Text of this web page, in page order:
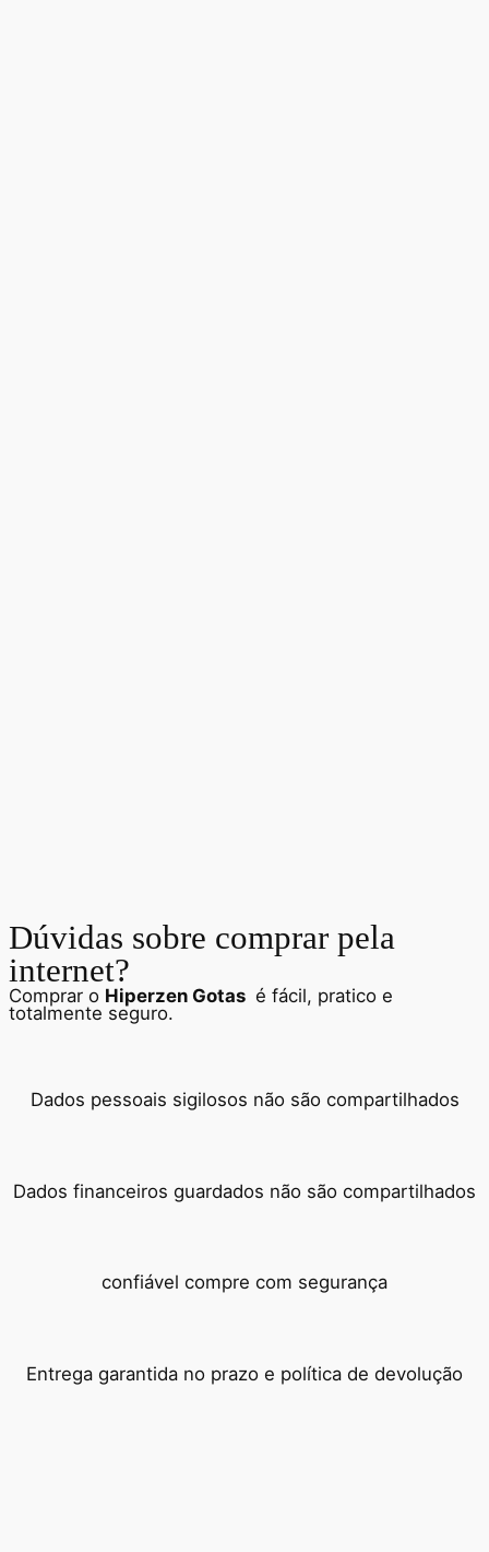
Dúvidas sobre comprar pela
internet?
Comprar o Hiperzen Gotas é fácil, pratico e
totalmente seguro.
Dados pessoais sigilosos não são compartilhados
Dados financeiros guardados não são compartilhados
confiável compre com segurança
Entrega garantida no prazo e política de devolução